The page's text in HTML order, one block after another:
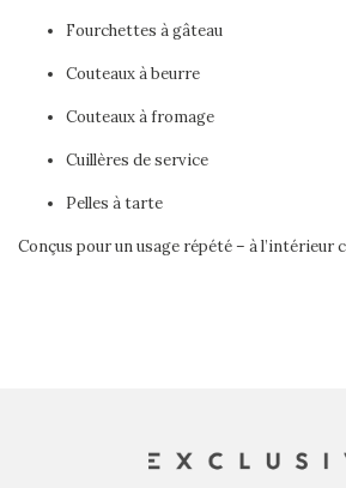
Fourchettes à gâteau
Couteaux à beurre
Couteaux à fromage
Cuillères de service
Pelles à tarte
Conçus pour un usage répété – à l’intérieur